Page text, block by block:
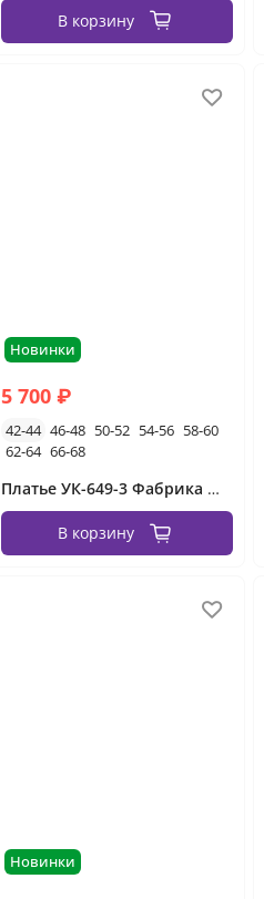
В корзину
Новинки
5 700 ₽
42-44 46-48 50-52 54-56 58-60
62-64 66-68
Платье УК-649-3 Фабрика Моды
В корзину
Новинки